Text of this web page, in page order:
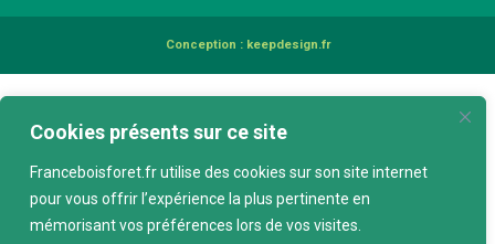
Cookies présents sur ce site
Franceboisforet.fr utilise des cookies sur son site internet
pour vous offrir l’expérience la plus pertinente en
mémorisant vos préférences lors de vos visites.
Conception : keepdesign.fr